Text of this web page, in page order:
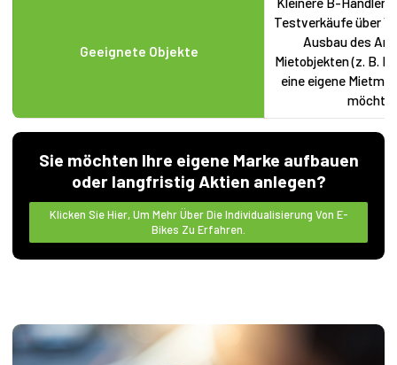
Geeignete Objekte
Testverkäufe über
Ausbau des
Mietobjekten (z. B.
eine eigene
Sie möchten Ihre eigene Marke aufbauen
oder langfristig Aktien anlegen?
Klicken Sie Hier, Um Mehr Über Die Individualisierung Von E-
Bikes Zu Erfahren.